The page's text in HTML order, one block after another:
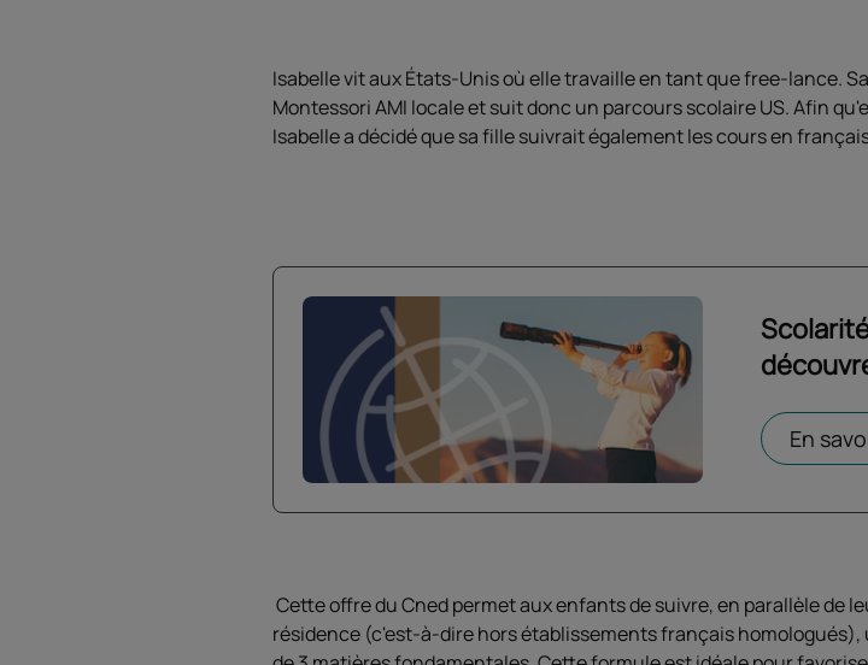
Isabelle vit aux États-Unis où elle travaille en tant que free-lance.
Montessori AMI locale et suit donc un parcours scolaire US. Afin
Isabelle a décidé que sa fille suivrait également les cours en
En
Ouvrir
Cette offre du Cned permet aux enfants de suivre, en parallèle de
résidence (c'est-à-dire hors établissements français